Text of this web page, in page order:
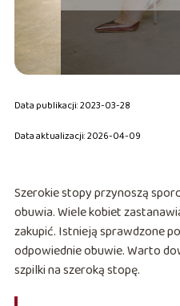
Data publikacji: 2023-03-28
Data aktualizacji: 2026-04-09
Szerokie stopy przynoszą
obuwia. Wiele kobiet
zakupić. Istnieją sprawdzone
odpowiednie obuwie. Warto
szpilki na szeroką stopę.